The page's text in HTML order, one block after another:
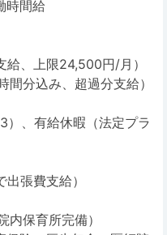
時間給
、上限24,500円/月）
分込み、超過分支給）
、有給休暇（法定プラ
張費支給）
保育所完備）